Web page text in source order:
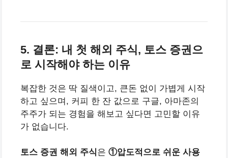
5. 결론: 내 첫 해외 주식, 토스 증권으
로 시작해야 하는 이유
복잡한 것은 딱 질색이고, 큰돈 없이 가볍게 시작
하고 싶으며, 커피 한 잔 값으로 구글, 아마존의
주주가 되는 경험을 해보고 싶다면 고민할 이유
가 없습니다.
토스 증권 해외 주식은 ①압도적으로 쉬운 사용